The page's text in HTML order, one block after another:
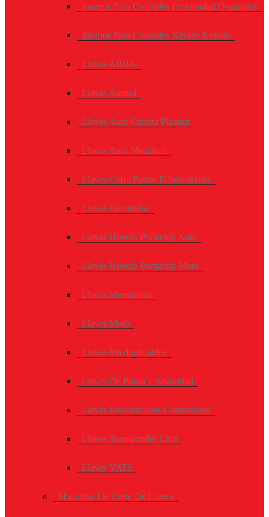
Insertos Para Controles Proximidad Originales
Insertos Para Controles Xhorse Keydiy
Llaves ABBA
Llaves Austral
Llaves Auto Cabeza Plástica
Llaves Auto Metálicas
Llaves Cajas Fuerte E Industriales
Llaves Decoradas
Llaves Huecas Portachip Auto
Llaves Huecas Portachip Moto
Llaves Maquinaria
Llaves Moto
Llaves No duplicables
Llaves De Punto y Seguridad
Llaves Residenciales Comerciales
Llaves Transponder Chip
Llaves VATS
Maquinas De Corte De Llaves